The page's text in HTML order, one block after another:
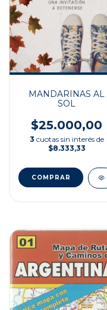
MANDARINAS AL
SOL
$25.000,00
3 cuotas sin interés de
$8.333,33